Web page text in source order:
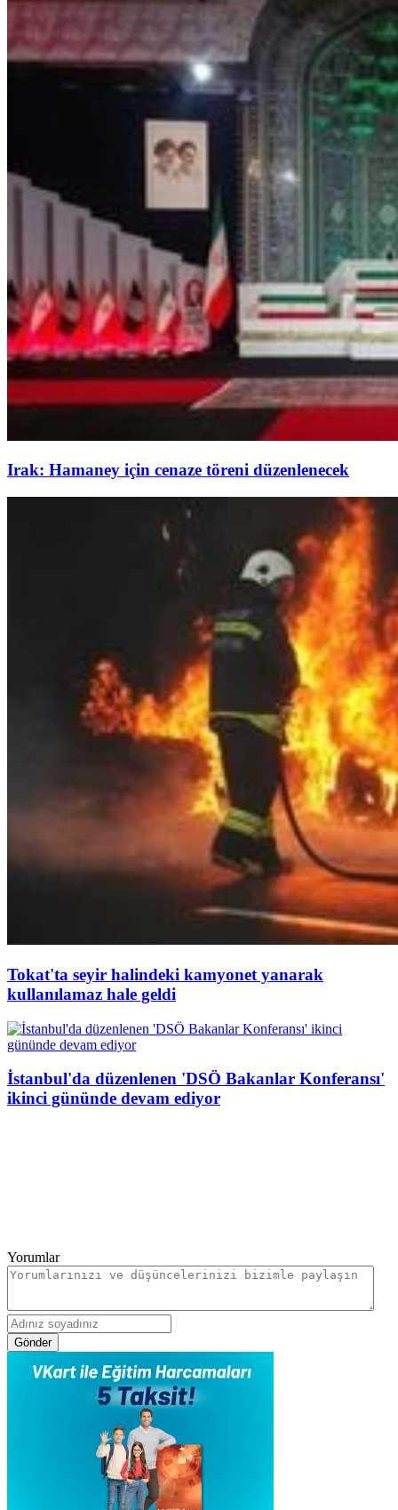
Irak: Hamaney için cenaze töreni düzenlenecek
Tokat'ta seyir halindeki kamyonet yanarak
kullanılamaz hale geldi
İstanbul'da düzenlenen 'DSÖ Bakanlar Konferansı'
ikinci gününde devam ediyor
Yorumlar
Gönder